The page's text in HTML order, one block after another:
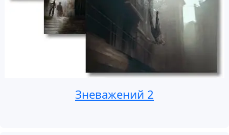
Зневажений 2